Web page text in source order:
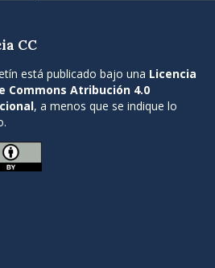
CC
está publicado bajo una Licencia
Commons Atribución 4.0
, a menos que se indique lo